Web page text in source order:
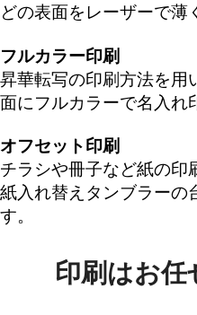
どの表面をレーザーで薄
フルカラー印刷
昇華転写の印刷方法を用
面にフルカラーで名入れ
オフセット印刷
チラシや冊子など紙の印
紙入れ替えタンブラーの
す。
印刷はお任